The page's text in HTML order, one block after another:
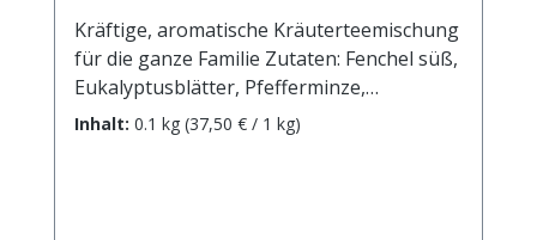
Kräftige, aromatische Kräuterteemischung
für die ganze Familie Zutaten: Fenchel süß,
Eukalyptusblätter, Pfefferminze,
Fichtennadeln, Krauseminze,
Inhalt: 0.1 kg (37,50 € / 1 kg)